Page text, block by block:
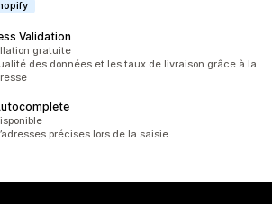
Validation
5
gratuite
des données et les taux de livraison grâce à la
précises lors de la saisie